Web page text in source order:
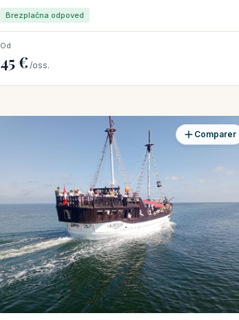
Brezplačna odpoved
Od
45 € /oss.
Comparer